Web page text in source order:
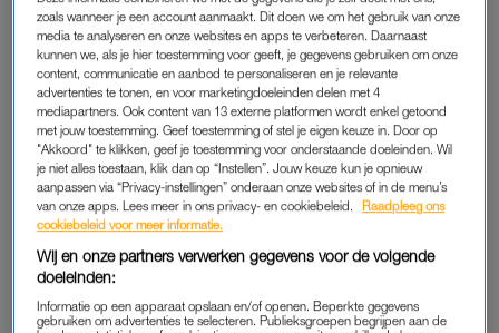
gruwelijke en misleidende werkwijze, waar seksuele
intimidatie soms onderdeel van uitmaakte.
InHet Zaad van Karbaatgaat Guttmann op zoek naar de kern
van de zaak: hoe heeft dit kunnen gebeuren en hoe heeft het
de levens van de betrokkenen veranderd? Dit is haar niet in
koude kleren gaan zitten. Guttmann heeft vier jaar uitgebreide
research en zeer intensief contact met de betrokkenen achter
de rug. Ze vertelt: “Deze mensen voelen als een tweede
familie. Ik was de afgelopen jaren continu beschikbaar voor
hen. Niet meer dan logisch bij zo’n delicaat onderwerp, maar
het was meer dan een fulltime baan. En dan moet je de film
zoals wanneer je een account aanmaakt. Dit doen we om het gebruik van onze
media te analyseren en onze websites en apps te verbeteren. Daarnaast
kunnen we, als je hier toestemming voor geeft, je gegevens gebruiken om onze
content, communicatie en aanbod te personaliseren en je relevante
advertenties te tonen, en voor marketingdoeleinden delen met 4
mediapartners. Ook content van 13 externe platformen wordt enkel getoond
met jouw toestemming. Geef toestemming of stel je eigen keuze in. Door op
"Akkoord" te klikken, geef je toestemming voor onderstaande doeleinden. Wil
je niet alles toestaan, klik dan op “Instellen”. Jouw keuze kun je opnieuw
aanpassen via “Privacy-instellingen” onderaan onze websites of in de menu’s
van onze apps. Lees meer in ons privacy- en cookiebeleid.
Raadpleeg ons
cookiebeleid voor meer informatie.
Wij en onze partners verwerken gegevens voor de volgende
doeleinden:
Informatie op een apparaat opslaan en/of openen. Beperkte gegevens
gebruiken om advertenties te selecteren. Publieksgroepen begrijpen aan de